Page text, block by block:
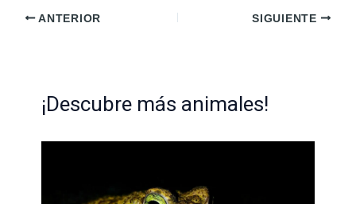
ANTERIOR SIGUIENTE
¡Descubre más animales!